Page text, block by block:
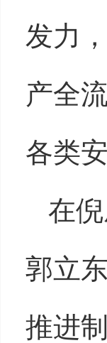
发力
产全
各类
在
郭立
推进